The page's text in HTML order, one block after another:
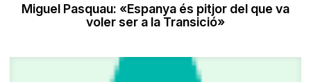
Miguel Pasquau: «Espanya és pitjor del que va
voler ser a la Transició»